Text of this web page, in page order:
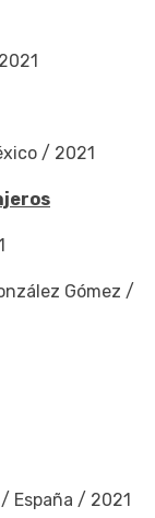
/ 2021
Gómez /
España / 2021